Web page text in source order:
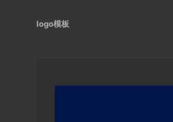
logo模板